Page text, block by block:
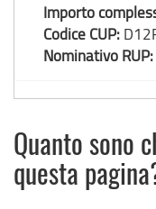
Importo
Codice CUP:
Nominativo RUP:
Quanto sono
questa